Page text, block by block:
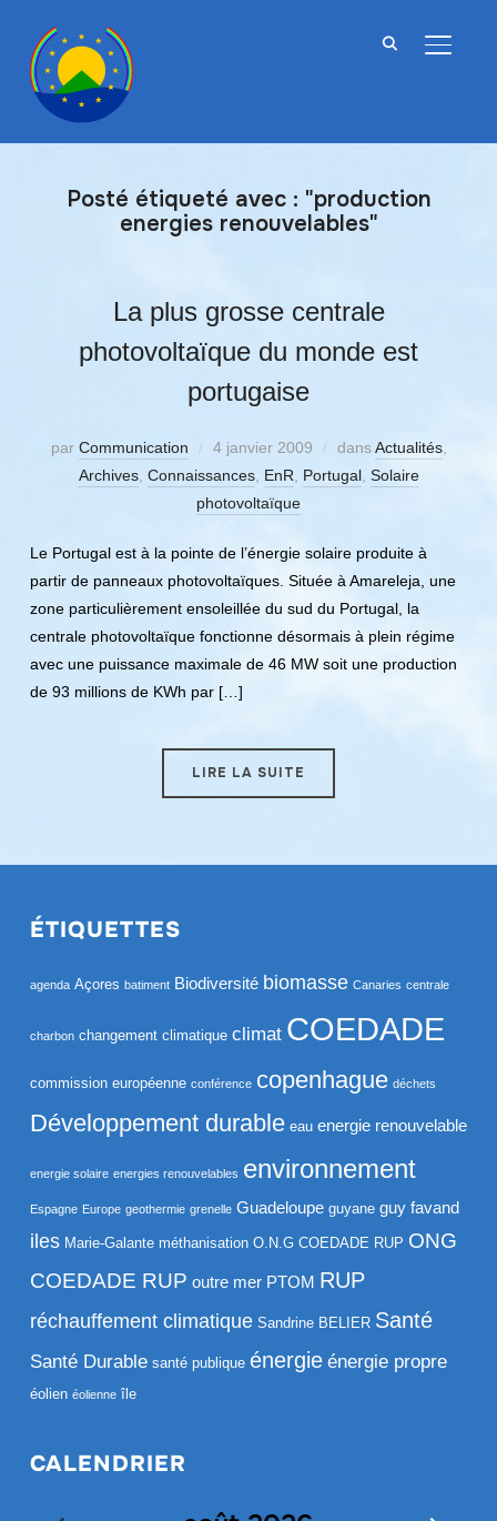
Posté étiqueté avec : "production
energies renouvelables"
La plus grosse centrale
photovoltaïque du monde est
portugaise
par Communication 4 janvier 2009 dansActualités,
Archives, Connaissances, EnR Portugal, Solaire
photovoltaïque
Le Portugal est à la pointe de l’énergie solaire produite à
partir de panneaux photovoltaïques. Située à Amareleja, une
zone particulièrement ensoleillée du sud du Portugal, la
centrale photovoltaïque fonctionne désormais à plein régime
avec une puissance maximale de 46 MW soit une production
de 93 millions de KWh par […]
LIRE LA SUITE
ÉTIQUETTES
agenda Açores batiment Biodiversité biomasse Canaries centrale
charbon changement climatique climat COEDADE
commission européenne conférence copenhague déchets
Développement durable eau energie renouvelable
energie solaire energies renouvelables environnement
Espagne Europe geothermie grenelle Guadeloupe guyane guy favand
iles Marie-Galante méthanisation O.N.G COEDADE RUP ONG
COEDADE RUP outre mer PTOM RUP
réchauffement climatique Sandrine BELIER Santé
Santé Durable santé publique énergie énergie propre
éolien éolienne île
CALENDRIER